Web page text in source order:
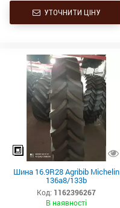
УТОЧНИТИ ЦІНУ
Шина 16.9R28 Agribib Michelin
136a8/133b
Код: 1162396267
В наявності